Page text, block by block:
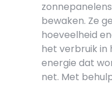
bewaken. Ze
hoeveelheid
het verbruik in
energie dat
net. Met